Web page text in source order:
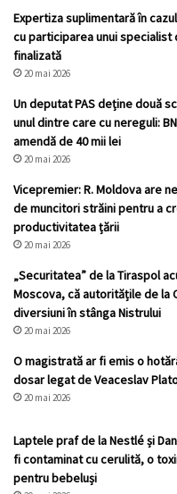
Expertiza suplimentară în
cu participarea unui specialist
finalizată
20 mai 2026
Un deputat PAS deține două
unul dintre care cu nereguli:
amendă de 40 mii lei
20 mai 2026
Vicepremier: R. Moldova are
de muncitori străini pentru a
productivitatea țării
20 mai 2026
„Securitatea” de la Tiraspol
Moscova, că autoritățile de la
diversiuni în stânga Nistrului
20 mai 2026
O magistrată ar fi emis o
dosar legat de Veaceslav
20 mai 2026
Laptele praf de la Nestlé și
fi contaminat cu cerulită, o
pentru bebeluși